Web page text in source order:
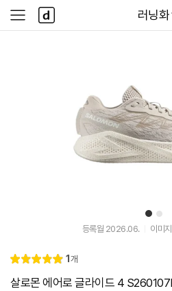
다나와
러닝화
사
이
다
나
와
1 2
등록월 2026.06. 이미
별
5.
리
1 개
살로몬 에어로 글라이드 4